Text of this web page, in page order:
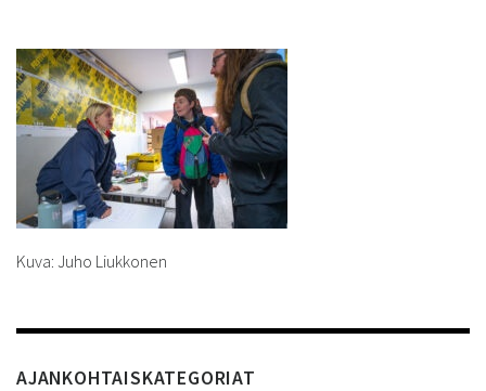
Kuva: Juho Liukkonen
AJANKOHTAISKATEGORIAT